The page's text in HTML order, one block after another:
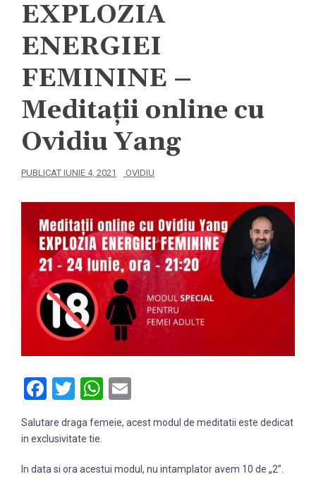
EXPLOZIA
ENERGIEI
FEMININE –
Meditații online cu
Ovidiu Yang
PUBLICAT IUNIE 4, 2021 OVIDIU
Facebook
TwitterWhatsApp
Salutare draga femeie, acest modul de meditatii este dedicat
in exclusivitate tie.
In data si ora acestui modul, nu intamplator avem 10 de „2”.